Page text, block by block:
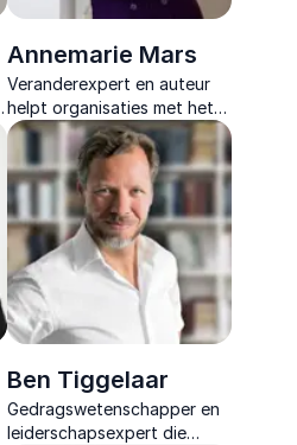
Annemarie Mars
Veranderexpert en auteur
helpt organisaties met het
voeren van scherpe
gesprekken over
verandering en maakt
complexe opgaven
praktisch en hanteerbaar.
Ben Tiggelaar
Gedragswetenschapper en
leiderschapsexpert die